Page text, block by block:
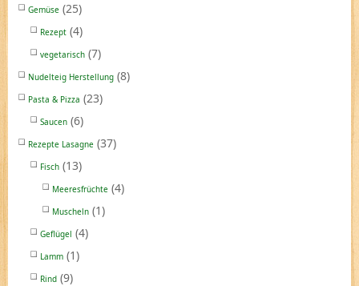
Gemüse (25)
Rezept (4)
vegetarisch (7)
Nudelteig Herstellung (8)
Pasta & Pizza (23)
Saucen (6)
Rezepte Lasagne (37)
Fisch (13)
Meeresfrüchte (4)
Muscheln (1)
Geflügel (4)
Lamm (1)
Rind (9)